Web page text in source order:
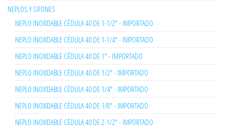
NEPLOS Y SIFONES
NEPLO INOXIDABLE CÉDULA 40 DE 1-1/2" - IMPORTADO
NEPLO INOXIDABLE CÉDULA 40 DE 1-1/4" - IMPORTADO
NEPLO INOXIDABLE CÉDULA 40 DE 1" - IMPORTADO
NEPLO INOXIDABLE CÉDULA 40 DE 1/2" - IMPORTADO
NEPLO INOXIDABLE CÉDULA 40 DE 1/4" - IMPORTADO
NEPLO INOXIDABLE CÉDULA 40 DE 1/8" - IMPORTADO
NEPLO INOXIDABLE CÉDULA 40 DE 2-1/2" - IMPORTADO